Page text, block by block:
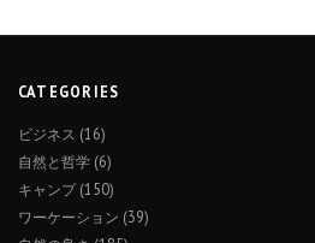
CATEGORIES
ビジネス (16)
自然と哲学 (6)
キャンプ(150)
ワーケーション (39)